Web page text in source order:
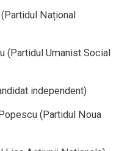
Național
(Partidul Umanist Social
independent)
(Partidul Noua